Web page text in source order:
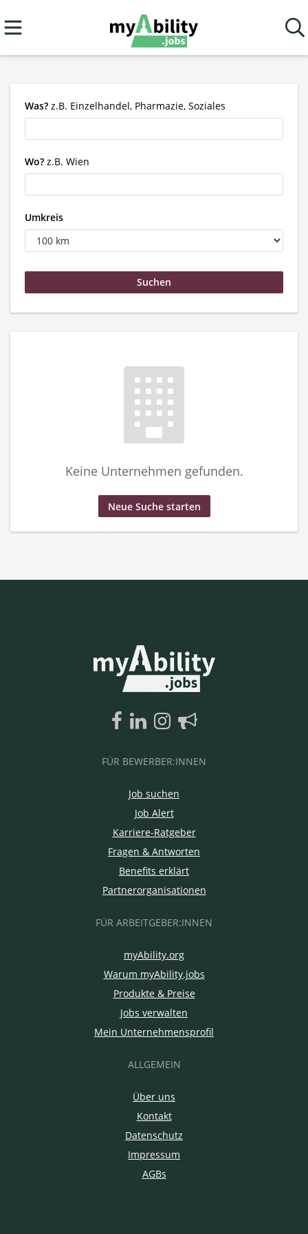
Was? z.B. Einzelhandel, Pharmazie, Soziales
Wo? z.B. Wien
Umkreis
Keine Unternehmen gefunden.
Neue Suche starten
FÜR BEWERBER:INNEN
Job suchen
Job Alert
Karriere-Ratgeber
Fragen & Antworten
Benefits erklärt
Partnerorganisationen
FÜR ARBEITGEBER:INNEN
myAbility.org
Warum myAbility.jobs
Produkte & Preise
Jobs verwalten
Mein Unternehmensprofil
ALLGEMEIN
Über uns
Kontakt
Datenschutz
Impressum
AGBs